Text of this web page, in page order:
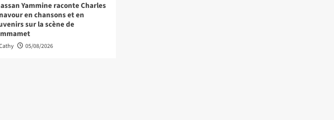
Yammine raconte Charles
en chansons et en
sur la scène de
05/08/2026